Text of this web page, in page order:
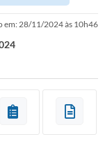
em: 28/11/2024 às 10h46